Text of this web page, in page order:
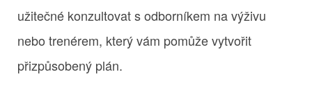
užitečné konzultovat s odborníkem na výživu
nebo trenérem, který vám pomůže vytvořit
přizpůsobený plán.